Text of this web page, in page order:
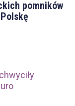
pomników